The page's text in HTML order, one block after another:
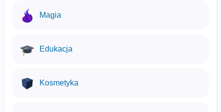
Magia
Edukacja
Kosmetyka